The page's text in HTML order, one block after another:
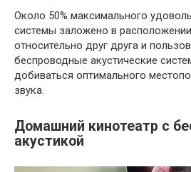
Около 50% максимального
системы заложено в
относительно друг друга и
беспроводные акустические
добиваться оптимального
звука.
Домашний кинотеатр с
акустикой